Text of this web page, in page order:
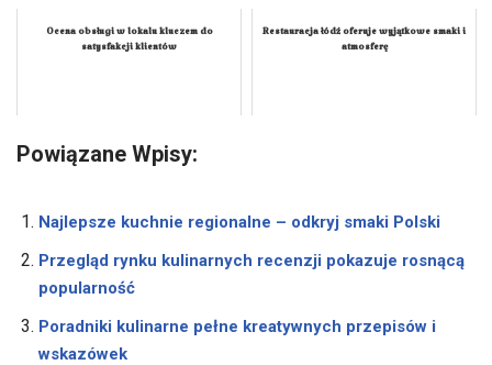
Ocena obsługi w lokalu kluczem do
satysfakcji klientów
Restauracja łódź oferuje wyjątkowe smaki i
atmosferę
Powiązane Wpisy:
Najlepsze kuchnie regionalne – odkryj smaki Polski
Przegląd rynku kulinarnych recenzji pokazuje rosnącą
popularność
Poradniki kulinarne pełne kreatywnych przepisów i
wskazówek